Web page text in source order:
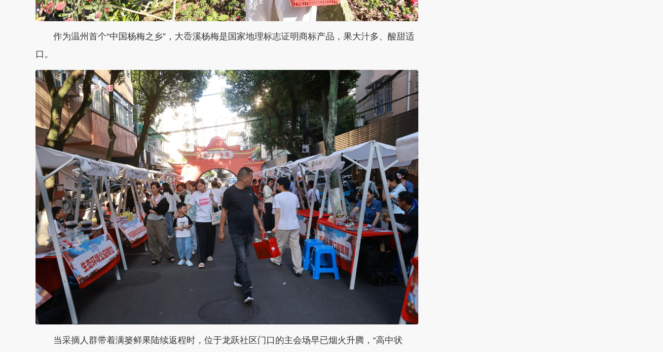
作为温州首个“中国杨梅之乡”，大岙溪杨梅是国家地理标志证明商标产品，果大汁多、酸甜适
口。
当采摘人群带着满篓鲜果陆续返程时，位于龙跃社区门口的主会场早已烟火升腾，“高中状